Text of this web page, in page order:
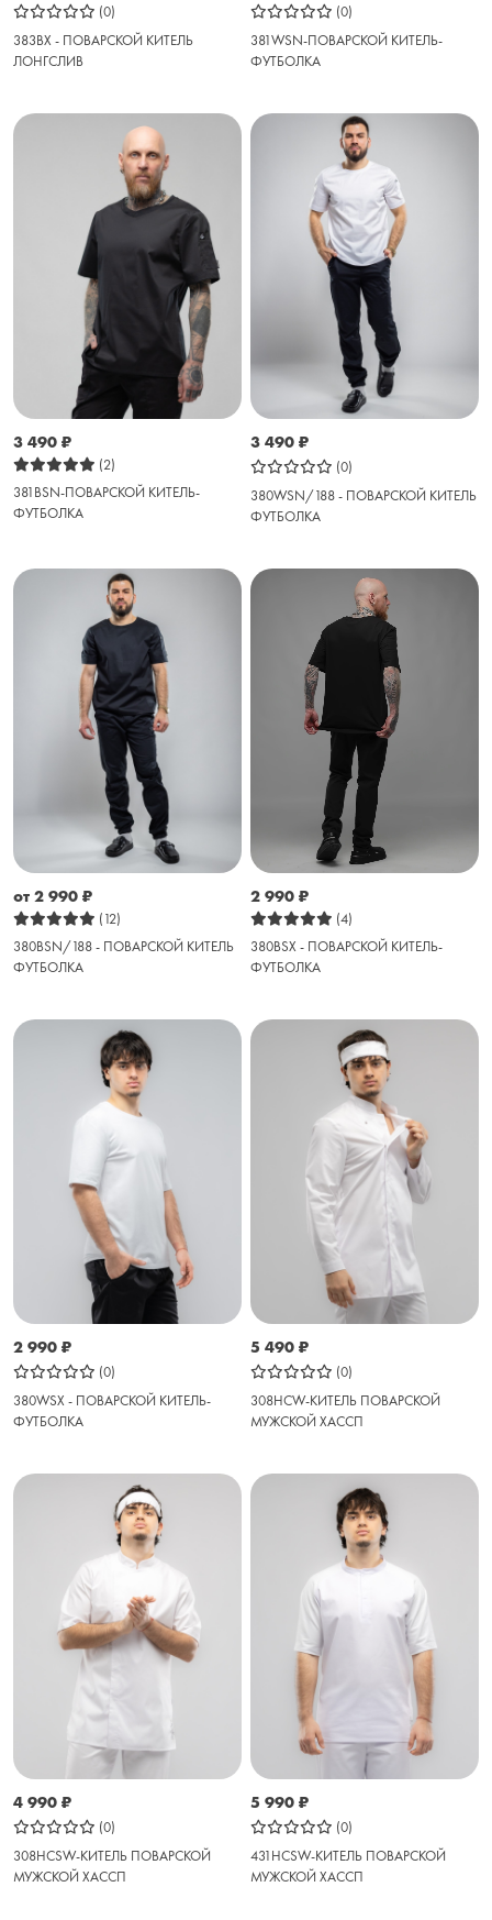
(0)
383BX - ПОВАРСКОЙ КИТЕЛЬ
ЛОНГСЛИВ
(0)
381WSN-ПОВАРСКОЙ КИТЕЛЬ-
ФУТБОЛКА
3 490 ₽
(2)
381BSN-ПОВАРСКОЙ КИТЕЛЬ-
ФУТБОЛКА
3 490 ₽
(0)
380WSN/188 - ПОВАРСКОЙ КИТЕЛЬ
ФУТБОЛКА
от 2 990 ₽
(12)
380BSN/188 - ПОВАРСКОЙ КИТЕЛЬ
ФУТБОЛКА
2 990 ₽
(4)
380BSX - ПОВАРСКОЙ КИТЕЛЬ-
ФУТБОЛКА
2 990 ₽
(0)
380WSX - ПОВАРСКОЙ КИТЕЛЬ-
ФУТБОЛКА
5 490 ₽
(0)
308HCW-КИТЕЛЬ ПОВАРСКОЙ
МУЖСКОЙ ХАССП
4 990 ₽
(0)
308HCSW-КИТЕЛЬ ПОВАРСКОЙ
МУЖСКОЙ ХАССП
5 990 ₽
(0)
431HCSW-КИТЕЛЬ ПОВАРСКОЙ
МУЖСКОЙ ХАССП